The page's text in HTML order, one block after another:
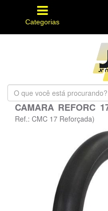
Categorias
O
que
você
está
CAMARA REFORC
Ref.: CMC 17 Reforçada)